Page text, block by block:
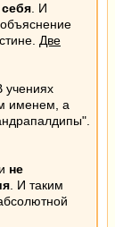
. И
Две
учениях
именем, а
не
. И таким